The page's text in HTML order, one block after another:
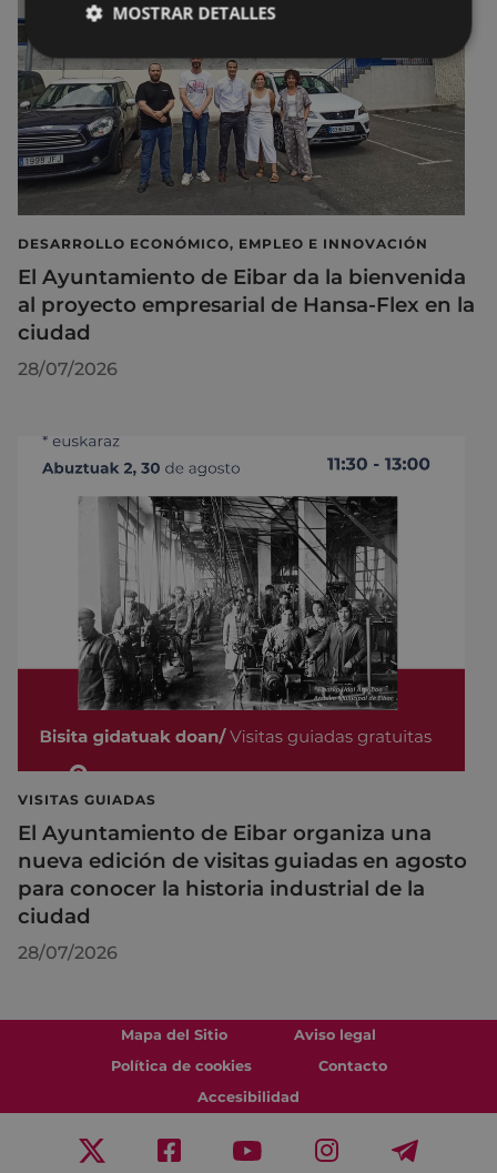
DESARROLLO ECONÓMICO, EMPLEO E INNOVACIÓN
El Ayuntamiento de Eibar da la bienvenida
al proyecto empresarial de Hansa-Flex en la
ciudad
28/07/2026
VISITAS GUIADAS
El Ayuntamiento de Eibar organiza una
nueva edición de visitas guiadas en agosto
para conocer la historia industrial de la
ciudad
28/07/2026
Mapa del Sitio
Aviso legal
Política de cookies
Contacto
Accesibilidad
MOSTRAR DETALLES